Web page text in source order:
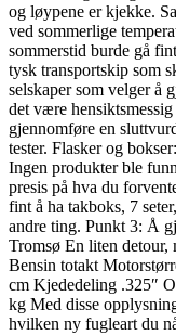
og løypene er kjekke.
ved sommerlige
sommerstid burde gå
tysk transportskip som
selskaper som velger å
det være
gjennomføre en
tester. Flasker og
Ingen produkter ble
presis på hva du
fint å ha takboks, 7
andre ting. Punkt 3: Å
Tromsø En liten
Bensin totakt
cm Kjededeling .325″
kg Med disse
hvilken ny fugleart du